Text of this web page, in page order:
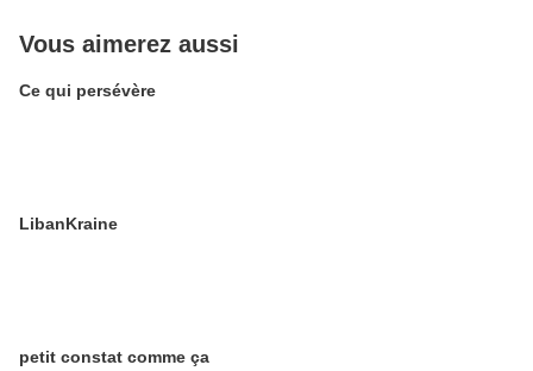
Vous aimerez aussi
Ce qui persévère
LibanKraine
petit constat comme ça